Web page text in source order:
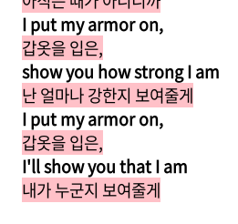
I put my armor on,
갑옷을 입은,
show you how strong I am
난 얼마나 강한지 보여줄게
I put my armor on,
갑옷을 입은,
I'll show you that I am
내가 누군지 보여줄게